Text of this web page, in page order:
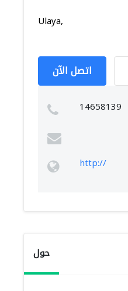
Ulaya,
اتصل الآن
14658139
http://
حول